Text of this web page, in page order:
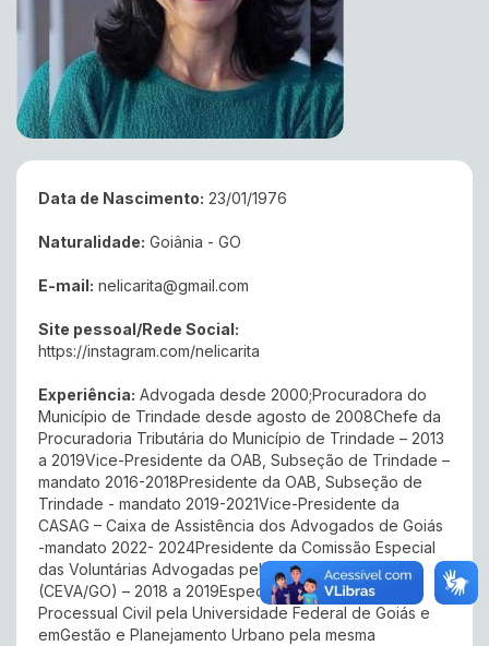
Data de Nascimento: 23/01/1976
Naturalidade: Goiânia - GO
E-mail: nelicarita@gmail.com
Site pessoal/Rede Social:
https://instagram.com/nelicarita
Experiência: Advogada desde 2000;Procuradora do
Município de Trindade desde agosto de 2008Chefe da
Procuradoria Tributária do Município de Trindade – 2013
a 2019Vice-Presidente da OAB, Subseção de Trindade –
mandato 2016-2018Presidente da OAB, Subseção de
Trindade - mandato 2019-2021Vice-Presidente da
CASAG – Caixa de Assistência dos Advogados de Goiás
-mandato 2022- 2024Presidente da Comissão Especial
das Voluntárias Advogadas pela Seccional deGoiás
(CEVA/GO) – 2018 a 2019Especialista em Direito
Processual Civil pela Universidade Federal de Goiás e
emGestão e Planejamento Urbano pela mesma